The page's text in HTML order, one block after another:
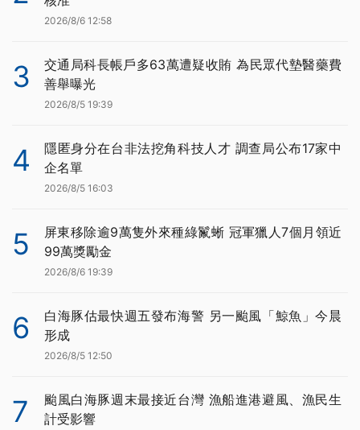
2026/8/6 12:58
3
交通局科長帳戶多63萬遭疑收賄 為民眾代墊醫藥費
善舉曝光
2026/8/5 19:39
4
隱匿身分在台非法挖角科技人才 調查局公布17家中
企名單
2026/8/5 16:03
5
屏東移除逾9萬隻外來種綠鬣蜥 冠軍獵人7個月領近
99萬獎勵金
2026/8/6 19:39
6
白海豚估最快週五發布海警 另一颱風「鯨魚」今晨
形成
2026/8/5 12:50
7
颱風白海豚週末最接近台灣 漁船進港避風、漁民生
計受影響